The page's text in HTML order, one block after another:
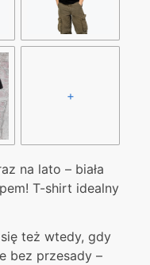
+
na lato – biała
T-shirt idealny
też wtedy, gdy
bez przesady –